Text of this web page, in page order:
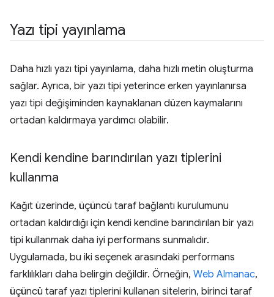
Yazı tipi yayınlama
Daha hızlı yazı tipi yayınlama, daha hızlı metin oluşturma
sağlar. Ayrıca, bir yazı tipi yeterince erken yayınlanırsa
yazı tipi değişiminden kaynaklanan düzen kaymalarını
ortadan kaldırmaya yardımcı olabilir.
Kendi kendine barındırılan yazı tiplerini
kullanma
Kağıt üzerinde, üçüncü taraf bağlantı kurulumunu
ortadan kaldırdığı için kendi kendine barındırılan bir yazı
tipi kullanmak daha iyi performans sunmalıdır.
Uygulamada, bu iki seçenek arasındaki performans
farklılıkları daha belirgin değildir. Örneğin, Web Almanac,
üçüncü taraf yazı tiplerini kullanan sitelerin, birinci taraf